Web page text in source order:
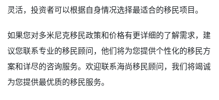
灵活，投资者可以根据自身情况选择最适合的移民项目。
如果您对多米尼克移民政策和价格有更详细的了解需求，建
议您联系专业的移民顾问，他们将为您提供个性化的移民方
案和详尽的咨询服务。欢迎联系海尚移民顾问，我们将竭诚
为您提供最优质的移民服务。